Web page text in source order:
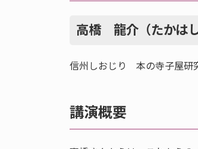
高橋 龍介（たかは
信州しおじり 本の寺子屋研
講演概要